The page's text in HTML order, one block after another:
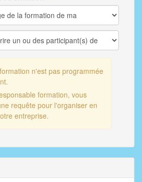
n'est pas programmée
formation, vous
requête pour l'organiser en
entreprise.